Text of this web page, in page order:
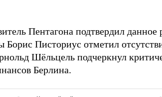
Пентагона подтвердил данное
Писториус отметил
Шёльцель подчеркнул
Берлина.